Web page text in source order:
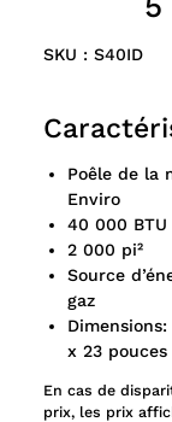
SKU : S40ID
Poêle de la
Enviro
40 000 BTU
2 000 pi²
Source
gaz
x 23 pouces
En cas de
prix, les prix